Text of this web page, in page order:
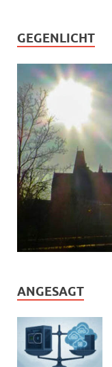
GEGENLICHT
ANGESAGT